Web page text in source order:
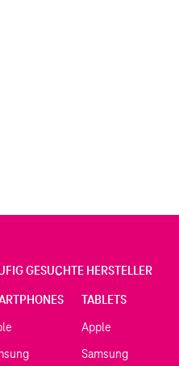
GESUCHTE HERSTELLER
TABLETS
Apple
Samsung